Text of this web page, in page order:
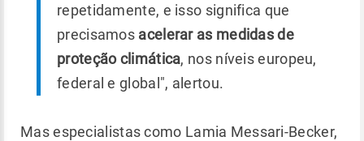
repetidamente, e isso significa que
precisamos acelerar as medidas de
proteção climática, nos níveis europeu,
federal e global", alertou.
Mas especialistas como Lamia Messari-Becker,